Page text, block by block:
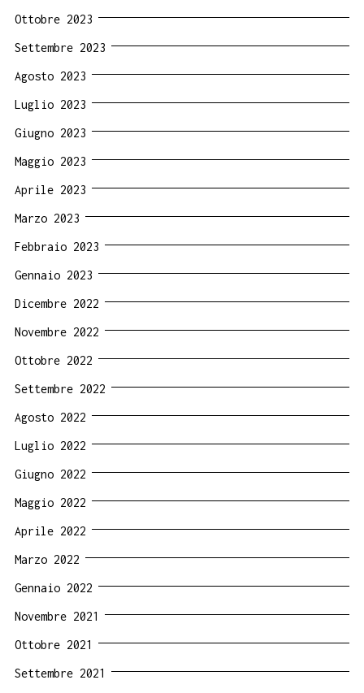
Ottobre 2023
Settembre 2023
Agosto 2023
Luglio 2023
Giugno 2023
Maggio 2023
Aprile 2023
Marzo 2023
Febbraio 2023
Gennaio 2023
Dicembre 2022
Novembre 2022
Ottobre 2022
Settembre 2022
Agosto 2022
Luglio 2022
Giugno 2022
Maggio 2022
Aprile 2022
Marzo 2022
Gennaio 2022
Novembre 2021
Ottobre 2021
Settembre 2021